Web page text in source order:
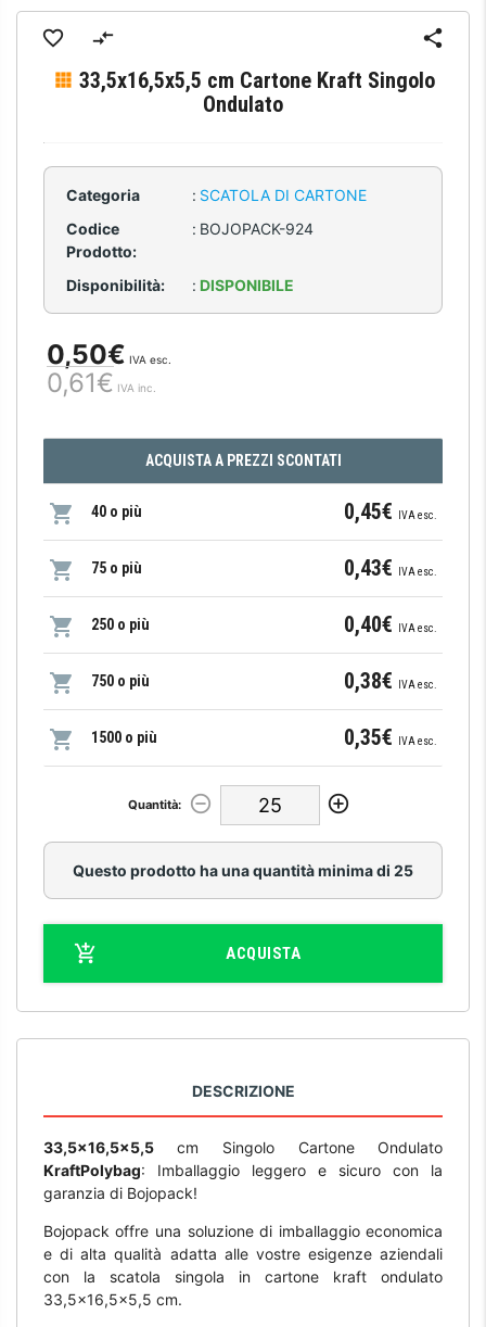
33,5x16,5x5,5 cm Cartone Kraft Singolo
Ondulato
Categoria : SCATOLA DI CARTONE
Codice
Prodotto:
: BOJOPACK-924
Disponibilità: : DISPONIBILE
0,50€ IVA esc.
0,61€ IVA inc.
ACQUISTA A PREZZI SCONTATI
40 o più 0,45€ IVA esc.
75 o più 0,43€ IVA esc.
250 o più 0,40€ IVA esc.
750 o più 0,38€ IVA esc.
1500 o più 0,35€ IVA esc.
Quantità:
Questo prodotto ha una quantità minima di 25
ACQUISTA
DESCRIZIONE
33,5x16,5x5,5cm Singolo Cartone Ondulato
KraftPolybag: Imballaggio leggero e sicuro con la
garanzia di Bojopack!
Bojopack offre una soluzione di imballaggio economica
e di alta qualità adatta alle vostre esigenze aziendali
con la scatola singola in cartone kraft ondulato
33,5x16,5x5,5 cm.